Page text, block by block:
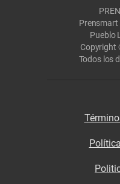
Prensmart
Pueblo
Copyright
Todos los